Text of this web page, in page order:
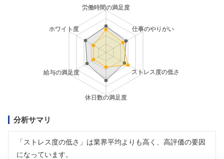
分析サマリ
「ストレス度の低さ」は業界平均よりも高く、高評価の要因
になっています。